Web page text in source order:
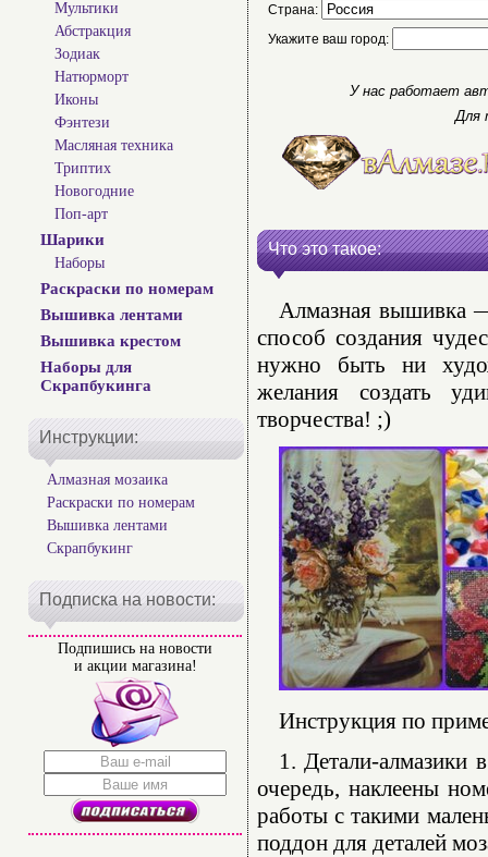
Мультики
Абстракция
Зодиак
Натюрморт
Иконы
Фэнтези
Масляная техника
Триптих
Новогодние
Поп-арт
Шарики
Наборы
Раскраски по номерам
Вышивка лентами
Вышивка крестом
Наборы для
Скрапбукинга
Инструкции:
Алмазная мозаика
Раскраски по номерам
Вышивка лентами
Скрапбукинг
Подписка на новости:
Подпишись на новости
и акции магазина!
Страна:
Укажите ваш город:
У нас работает
Для
Что это такое:
Алмазная вышивка —
способ создания
нужно быть ни
желания создать
творчества! ;)
Инструкция по
1. Детали-алмазики
очередь, наклеены
работы с такими
поддон для деталей